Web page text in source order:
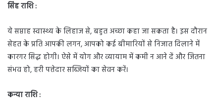
सिंह राशि :
ये सप्ताह स्वास्थ्य के लिहाज से, बहुत अच्छा कहा जा सकता है। इस दौरान
सेहत के प्रति आपकी लगन, आपको कई बीमारियों से निजात दिलाने में
कारगर सिद्ध होगी। ऐसे में योग और व्यायाम में कमी न आने दें और जितना
संभव हो, हरी पत्तेदार सब्जियों का सेवन करें।
कन्या राशि :